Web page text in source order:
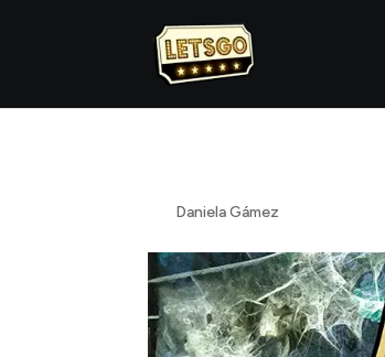
Daniela Gámez